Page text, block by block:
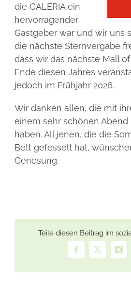
die GALERIA ein
hervorragender
Gastgeber war und wir uns
die nächste Sternvergabe
dass wir das nächste Mall
Ende diesen Jahres
jedoch im Frühjahr 2026.
Wir danken allen, die mit
einem sehr schönen Abend
haben. All jenen, die die
Bett gefesselt hat,
Genesung.
Teile diesen Beitrag im
Facebook
X Xing